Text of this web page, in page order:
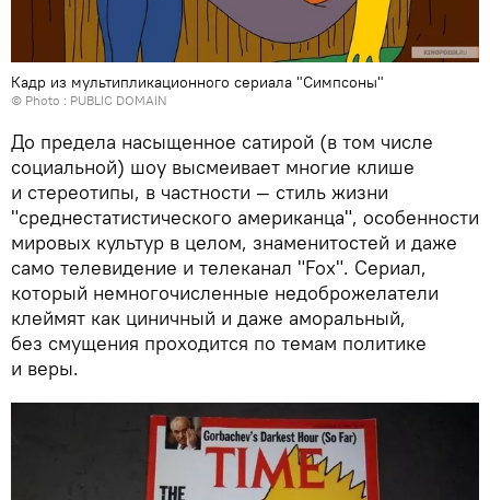
Кадр из мультипликационного сериала "Симпсоны"
© Photo : PUBLIC DOMAIN
До предела насыщенное сатирой (в том числе
социальной) шоу высмеивает многие клише
и стереотипы, в частности — стиль жизни
"среднестатистического американца", особенности
мировых культур в целом, знаменитостей и даже
само телевидение и телеканал "Fox". Сериал,
который немногочисленные недоброжелатели
клеймят как циничный и даже аморальный,
без смущения проходится по темам политике
и веры.